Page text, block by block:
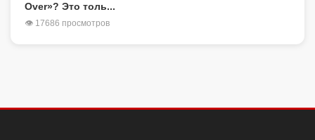
Over»? Это толь...
👁 17686 просмотров